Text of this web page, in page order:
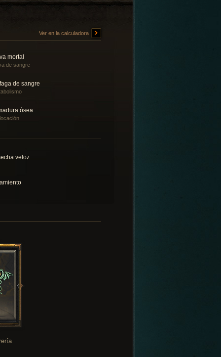
Ver en la calculadora
mortal
de sangre
de sangre
ósea
veloz